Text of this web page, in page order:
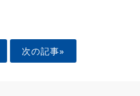
次の記事»